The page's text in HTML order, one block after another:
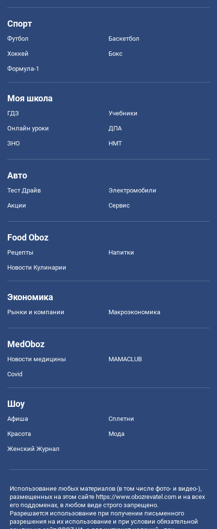
Спорт
Футбол Баскетбол
Хоккей Бокс
Формула-1
Моя школа
ГДЗ Учебники
Онлайн уроки ДПА
ЗНО НМТ
Авто
Тест Драйв Электромобили
Акции Сервис
Food Oboz
Рецепты Напитки
Новости Кулинарии
Экономика
Рынки и компании Mакроэкономика
MedOboz
Новости медицины MAMACLUB
Covid
Шоу
Афиша Сплетни
Красота Мода
Женский Журнал
Использование любых материалов (в том числе фото- и видео-),
размещенных на этом сайте https://www.obozrevatel.com и на всех
его поддоменах, в любом виде строго запрещено.
Разрешается использование при получении письменного
разрешения на их использование и при условии обязательной